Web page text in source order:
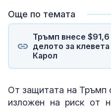
Още по темата
Тръмп внесе
делото за
Карол
От защитата на Тръмп
изложен на риск от